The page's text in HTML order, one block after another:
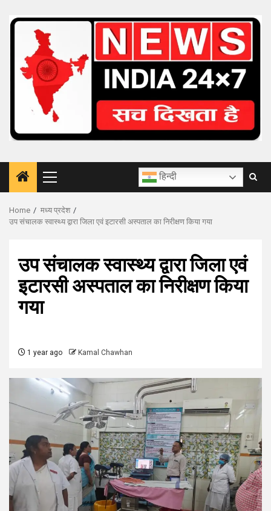
Primary
Menu
हिन्दी
Home
मध्य प्रदेश
उप संचालक स्वास्थ्य द्वारा जिला एवं इटारसी अस्पताल का निरीक्षण किया गया
उप संचालक स्वास्थ्य द्वारा जिला एवं
इटारसी अस्पताल का निरीक्षण किया
गया
1 year ago Kamal Chawhan